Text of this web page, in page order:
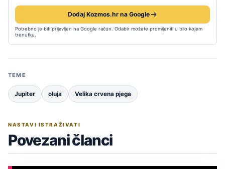
Dodaj Kozmos.hr na Google
Potrebno je biti prijavljen na Google račun. Odabir možete promijeniti u bilo kojem
trenutku.
TEME
Jupiter oluja Velika crvena pjega
NASTAVI ISTRAŽIVATI
Povezani članci